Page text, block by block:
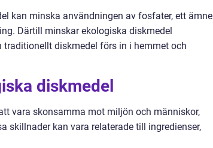
kan minska användningen av fosfater, ett ämne
Därtill minskar ekologiska diskmedel
diskmedel förs in i hemmet och
diskmedel
vara skonsamma mot miljön och människor,
skillnader kan vara relaterade till ingredienser,